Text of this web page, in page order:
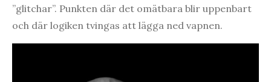
”glitchar”. Punkten där det omätbara blir uppenbart
och där logiken tvingas att lägga ned vapnen.